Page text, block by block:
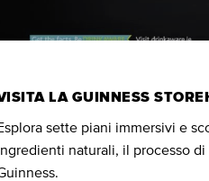
LA GUINNESS
sette piani immersivi e
naturali, il processo